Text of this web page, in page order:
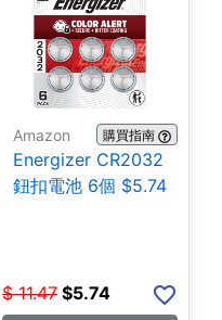
Amazon 購買指南
Energizer CR2032
鈕扣電池 6個 $5.74
$ 11.47 $5.74